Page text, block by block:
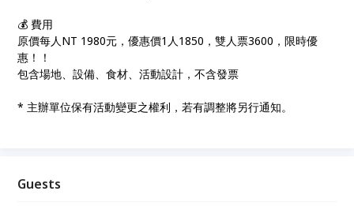
💰 費用
原價每人NT 1980元，優惠價1人1850，雙人票3600，限時優
惠！！
包含場地、設備、食材、活動設計，不含發票
* 主辦單位保有活動變更之權利，若有調整將另行通知。
Guests